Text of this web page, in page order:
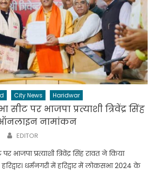
City News Haridwar
सीट पर भाजपा प्रत्याशी त्रिवेंद्र सिंह
नामांकन
Author
EDITOR
भाजपा प्रत्याशी त्रिवेंद्र सिंह रावत ने किया
धर्मनगरी में हरिद्वार में लोकसभा 2024 के